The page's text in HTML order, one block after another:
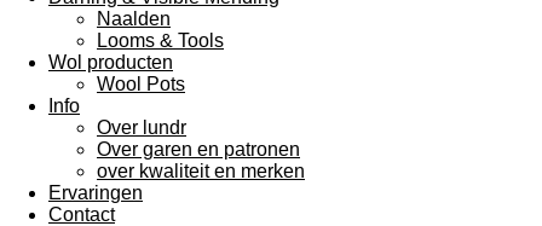
Naalden
Looms & Tools
Wol producten
Wool Pots
Info
Over lundr
Over garen en patronen
over kwaliteit en merken
Ervaringen
Contact